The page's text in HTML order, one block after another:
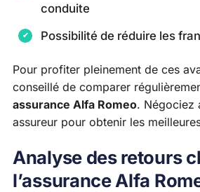
conduite
Possibilité de réduire les
Pour profiter pleinement de ces
conseillé de comparer
assurance Alfa Romeo. Négociez
assureur pour obtenir les
Analyse des retours
l’assurance Alfa